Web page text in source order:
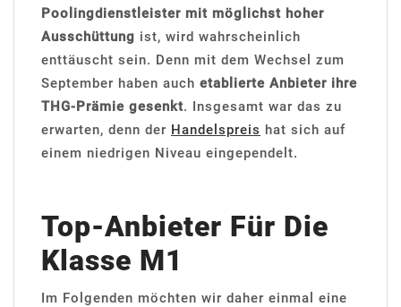
Poolingdienstleister mit möglichst hoher
Ausschüttung ist, wird wahrscheinlich
enttäuscht sein. Denn mit dem Wechsel zum
September haben auch etablierte Anbieter ihre
THG-Prämie gesenkt. Insgesamt war das zu
erwarten, denn der Handelspreis hat sich auf
einem niedrigen Niveau eingependelt.
Top-Anbieter Für Die
Klasse M1
Im Folgenden möchten wir daher einmal eine